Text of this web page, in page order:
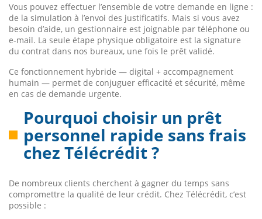
Vous pouvez effectuer l’ensemble de votre demande en ligne :
de la simulation à l’envoi des justificatifs. Mais si vous avez
besoin d’aide, un gestionnaire est joignable par téléphone ou
e-mail. La seule étape physique obligatoire est la signature
du contrat dans nos bureaux, une fois le prêt validé.
Ce fonctionnement hybride — digital + accompagnement
humain — permet de conjuguer efficacité et sécurité, même
en cas de demande urgente.
Pourquoi choisir un prêt
personnel rapide sans frais
chez Télécrédit ?
De nombreux clients cherchent à gagner du temps sans
compromettre la qualité de leur crédit. Chez Télécrédit, c’est
possible :